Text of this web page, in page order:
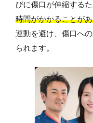
びに傷口が伸縮するた
時間がかかることが
運動を避け、傷口へ
られます。